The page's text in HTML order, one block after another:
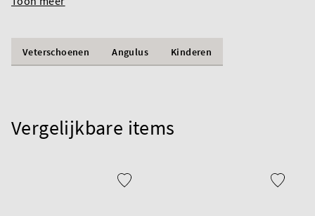
Veterschoenen Angulus Kinderen
Vergelijkbare items